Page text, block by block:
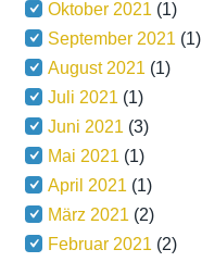
Oktober 2021 (1)
September 2021 (1)
August 2021 (1)
Juli 2021 (1)
Juni 2021 (3)
Mai 2021 (1)
April 2021 (1)
März 2021 (2)
Februar 2021 (2)